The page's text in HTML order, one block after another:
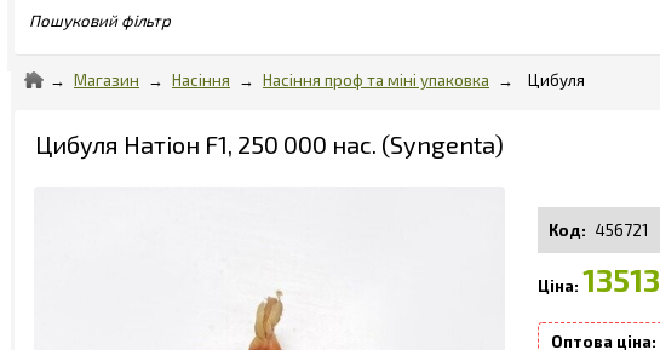
Пошуковий фільтр
Магазин Насіння Насіння проф та міні упаковка Цибуля
Цибуля Натіон F1, 250 000 нас. (Syngenta)
456721
13513